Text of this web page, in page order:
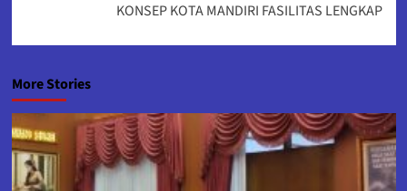
KONSEP KOTA MANDIRI FASILITAS LENGKAP
More Stories